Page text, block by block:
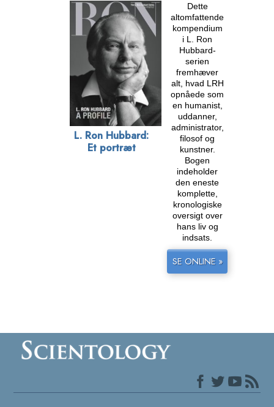
L. Ron Hubbard:
Et portræt
Dette
altomfattende
kompendium
i L. Ron
Hubbard-
serien
fremhæver
alt, hvad LRH
opnåede som
en humanist,
uddanner,
administrator,
filosof og
kunstner.
Bogen
indeholder
den eneste
komplette,
kronologiske
oversigt over
hans liv og
indsats.
SE ONLINE »